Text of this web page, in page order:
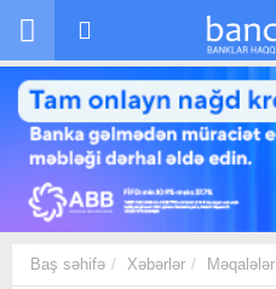
Skip to main content
Baş səhifə Xəbərlər Məqalələr